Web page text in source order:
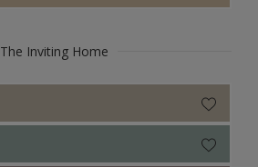
The Inviting Home